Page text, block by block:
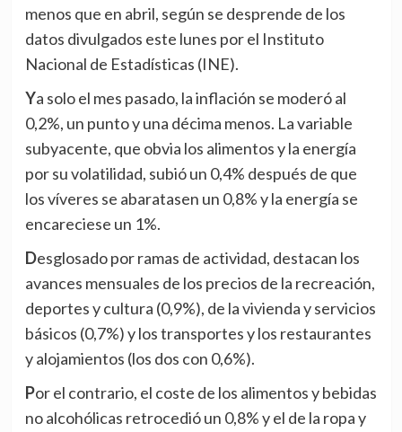
menos que en abril, según se desprende de los
datos divulgados este lunes por el Instituto
Nacional de Estadísticas (INE).
Ya solo el mes pasado, la inflación se moderó al
0,2%, un punto y una décima menos. La variable
subyacente, que obvia los alimentos y la energía
por su volatilidad, subió un 0,4% después de que
los víveres se abaratasen un 0,8% y la energía se
encareciese un 1%.
Desglosado por ramas de actividad, destacan los
avances mensuales de los precios de la recreación,
deportes y cultura (0,9%), de la vivienda y servicios
básicos (0,7%) y los transportes y los restaurantes
y alojamientos (los dos con 0,6%).
Por el contrario, el coste de los alimentos y bebidas
no alcohólicas retrocedió un 0,8% y el de la ropa y